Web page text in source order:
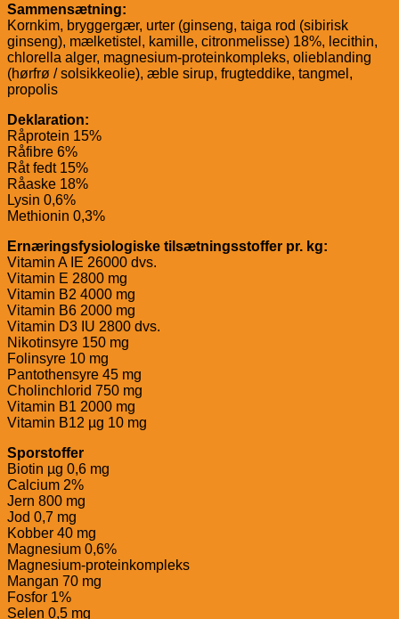
Sammensætning:
Kornkim, bryggergær, urter (ginseng, taiga rod (sibirisk
ginseng), mælketistel, kamille, citronmelisse) 18%, lecithin,
chlorella alger, magnesium-proteinkompleks, olieblanding
(hørfrø / solsikkeolie), æble sirup, frugteddike, tangmel,
propolis
Deklaration:
Råprotein 15%
Råfibre 6%
Råt fedt 15%
Råaske 18%
Lysin 0,6%
Methionin 0,3%
Ernæringsfysiologiske tilsætningsstoffer pr. kg:
Vitamin A IE 26000 dvs.
Vitamin E 2800 mg
Vitamin B2 4000 mg
Vitamin B6 2000 mg
Vitamin D3 IU 2800 dvs.
Nikotinsyre 150 mg
Folinsyre 10 mg
Pantothensyre 45 mg
Cholinchlorid 750 mg
Vitamin B1 2000 mg
Vitamin B12 µg 10 mg
Sporstoffer
Biotin µg 0,6 mg
Calcium 2%
Jern 800 mg
Jod 0,7 mg
Kobber 40 mg
Magnesium 0,6%
Magnesium-proteinkompleks
Mangan 70 mg
Fosfor 1%
Selen 0,5 mg